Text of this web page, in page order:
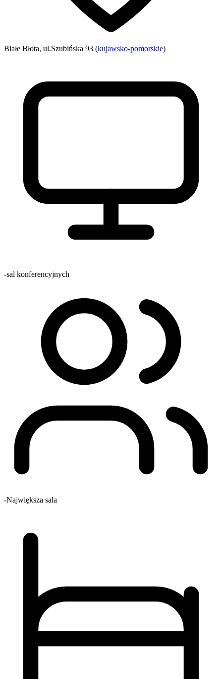
Białe Błota, ul.Szubińska 93 (kujawsko-pomorskie)
-sal konferencyjnych
-Największa sala